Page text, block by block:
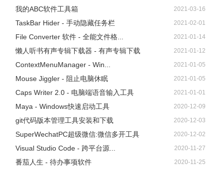
我的ABC软件工具箱 2021-03-16
TaskBar Hider - 手动隐藏任务栏 2021-02-01
File Converter 软件 - 全能文件格... 2021-01-14
懒人听书有声专辑下载器 - 有声专辑下载 2021-01-12
ContextMenuManager - Win... 2021-01-05
Mouse Jiggler - 阻止电脑休眠 2021-01-05
Caps Writer 2.0 - 电脑端语音输入工具 2021-01-01
Maya - Windows快速启动工具 2020-12-09
git代码版本管理工具安装和下载 2020-12-03
SuperWechatPC超级微信:微信多开工具 2020-12-02
Visual Studio Code - 跨平台源... 2020-11-27
番茄人生 - 待办事项软件 2020-11-25